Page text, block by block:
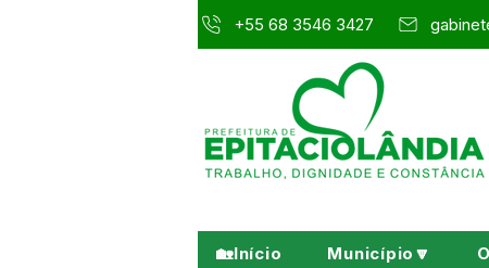
+55 68 3546 3427
🏡Início Município🔽